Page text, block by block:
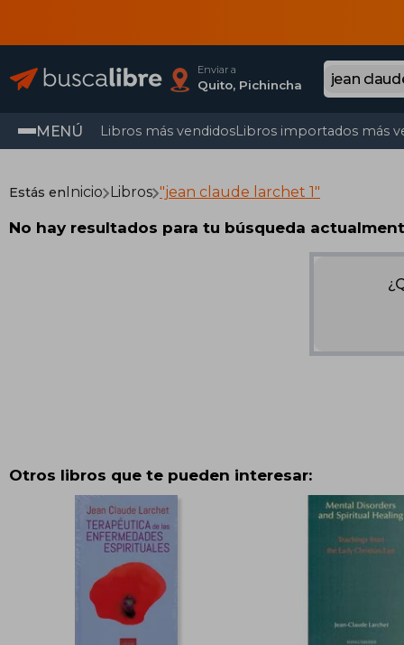
Enviar a
Quito, Pichincha
MENÚ Libros más vendidosLibros importados más
Estás enInicio Libros "jean claude larchet 1"
No hay resultados para tu búsqueda
Otros libros que te pueden interesar: